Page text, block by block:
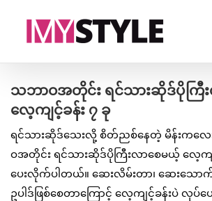
သဘာဝအတိုင်း ရင်သားဆိုဒ်ပိုကြီ
လေ့ကျင့်ခန်း ၇ ခု
ရင်သားဆိုဒ်သေးလို့ စိတ်ညစ်နေတဲ့ မိန်းက
ဝအတိုင်း ရင်သားဆိုဒ်ပိုကြီးလာစေမယ့် လေ့ကျ
ပေးလိုက်ပါတယ်။ ဆေးလိမ်းတာ၊ ဆေးသေ
ဥပါဒ်ဖြစ်စေတာကြောင့် လေ့ကျင့်ခန်းပဲ လုပ်